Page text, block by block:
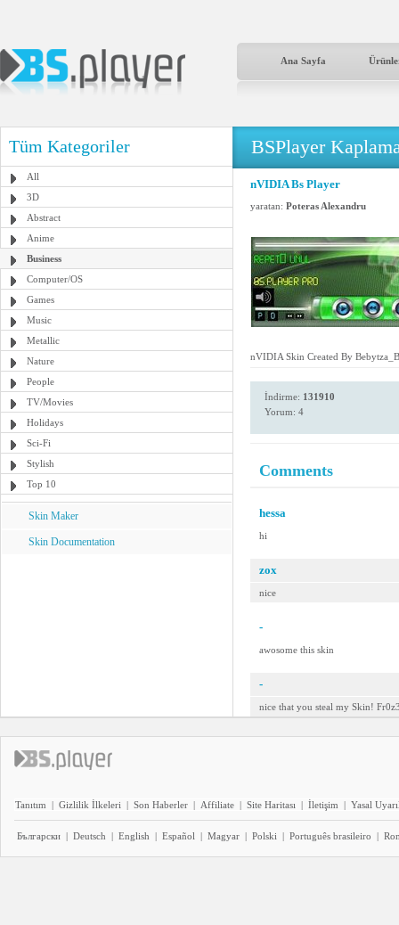
Ana Sayfa
Tüm Kategoriler
All
3D
Abstract
Anime
Business
Computer/OS
Games
Music
Metallic
Nature
People
TV/Movies
Holidays
Sci-Fi
Stylish
Top 10
Skin Maker
Skin Documentation
BSPlayer
nVIDIA Bs Player
yaratan: Poteras Alexandru
nVIDIA Skin Created By
İndirme: 131910
Yorum: 4
Comments
hessa
hi
zox
nice
-
awosome this skin
-
nice that you steal my Skin!
Tanıtım | Gizlilik İlkeleri | Son Haberler | Affiliate | Site Haritası | İletişim | Yasal
Български | Deutsch | English | Español | Magyar | Polski | Português brasileiro |